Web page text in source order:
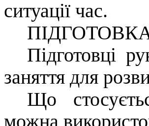
ситуації час.
Підготовці
заняття для
Що
можна